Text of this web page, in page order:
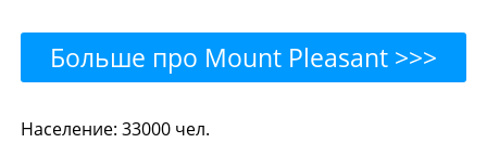
Больше про Mount Pleasant >>>
Mount Pleasant - Где
Население: 33000 чел.